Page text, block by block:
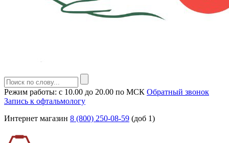
Режим работы: с 10.00 до 20.00 по МСК Обратный звонок
Запись к офтальмологу
Интернет магазин 8 (800) 250-08-59 (доб 1)